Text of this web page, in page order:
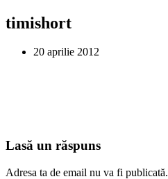
timishort
20 aprilie 2012
Lasă un răspuns
Adresa ta de email nu va fi publicată.